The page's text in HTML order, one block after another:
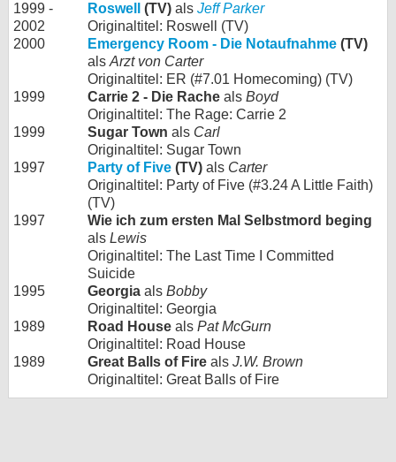
1999 -
2002
Roswell (TV) als Jeff Parker
Originaltitel: Roswell (TV)
2000
Emergency Room - Die Notaufnahme (TV)
alsArzt von Carter
Originaltitel: ER (#7.01 Homecoming) (TV)
1999
Carrie 2 - Die Rache als Boyd
Originaltitel: The Rage: Carrie 2
1999
Sugar Town als Carl
Originaltitel: Sugar Town
1997
Party of Five (TV) als Carter
Originaltitel: Party of Five (#3.24 A Little Faith)
(TV)
1997
Wie ich zum ersten Mal Selbstmord beging
als Lewis
Originaltitel: The Last Time I Committed
Suicide
1995
Georgia als Bobby
Originaltitel: Georgia
1989
Road House als Pat McGurn
Originaltitel: Road House
1989
Great Balls of Fire als J.W. Brown
Originaltitel: Great Balls of Fire